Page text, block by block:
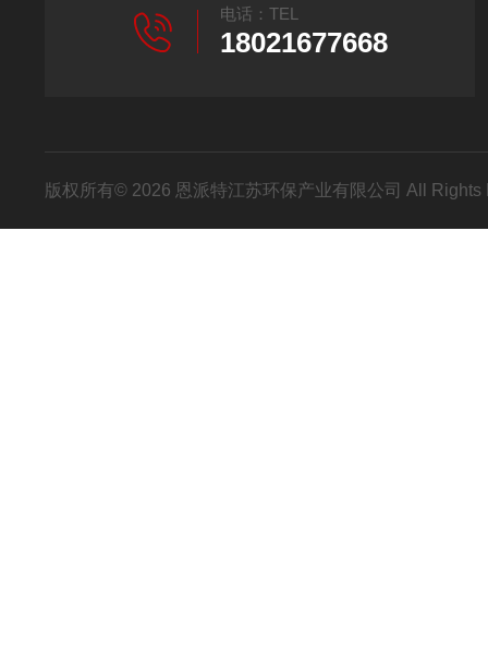
电话：TEL
18021677668
版权所有© 2026 恩派特江苏环保产业有限公司 All